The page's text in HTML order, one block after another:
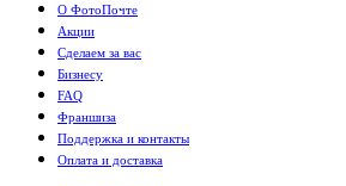
О ФотоПочте
Акции
Сделаем за вас
Бизнесу
FAQ
Франшиза
Поддержка и контакты
Оплата и доставка